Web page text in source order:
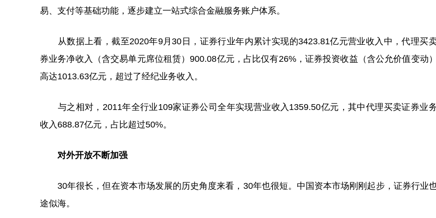
易、支付等基础功能，逐步建立一站式综合金融服务账户体系。
从数据上看，截至2020年9月30日，证券行业年内累计实现的3423.81亿元营业收入中，代理买
券业务净收入（含交易单元席位租赁）900.08亿元，占比仅有26%，证券投资收益（含公允价值变动
高达1013.63亿元，超过了经纪业务收入。
与之相对，2011年全行业109家证券公司全年实现营业收入1359.50亿元，其中代理买卖证券业
收入688.87亿元，占比超过50%。
对外开放不断加强
30年很长，但在资本市场发展的历史角度来看，30年也很短。中国资本市场刚刚起步，证券行业
途似海。